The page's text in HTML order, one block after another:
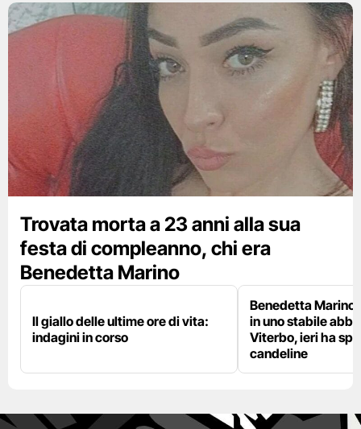
Trovata morta a 23 anni alla sua
festa di compleanno, chi era
Benedetta Marino
Il giallo delle ultime ore di vita:
indagini in corso
Benedetta Marino
in uno stabile
Viterbo, ieri ha
candeline